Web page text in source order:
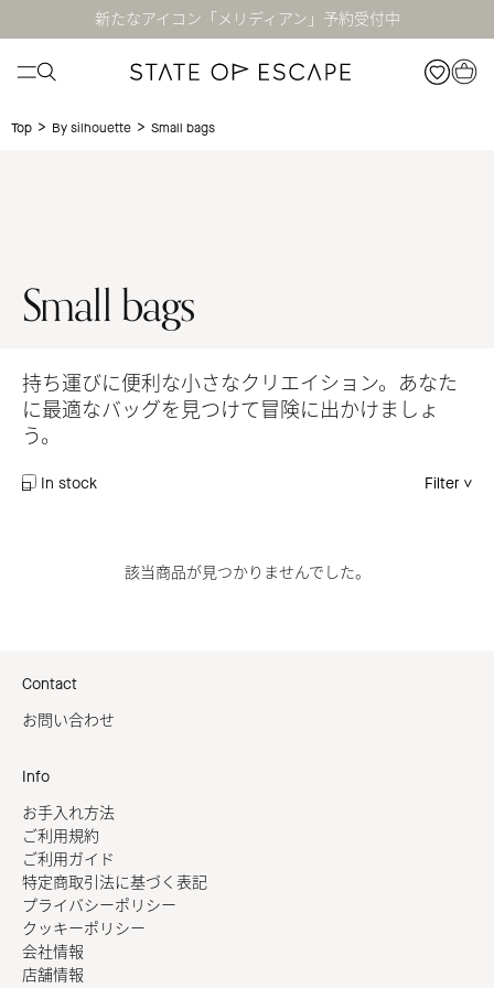
新たなアイコン「メリディアン」予約受付中
Top > By silhouette > Small bags
Small bags
持ち運びに便利な小さなクリエイション。あなた
に最適なバッグを見つけて冒険に出かけましょ
う。
In stock Filter
該当商品が見つかりませんでした。
Contact
お問い合わせ
Info
お手入れ方法
ご利用規約
ご利用ガイド
特定商取引法に基づく表記
プライバシーポリシー
クッキーポリシー
会社情報
店舗情報